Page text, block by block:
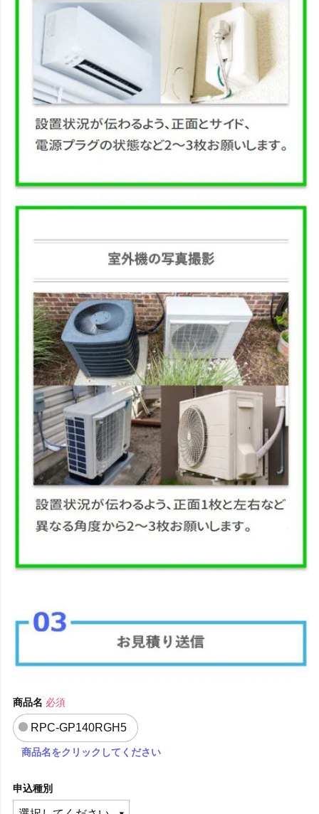
商品名 必須
RPC-GP140RGH5
商品名をクリックしてください
申込種別